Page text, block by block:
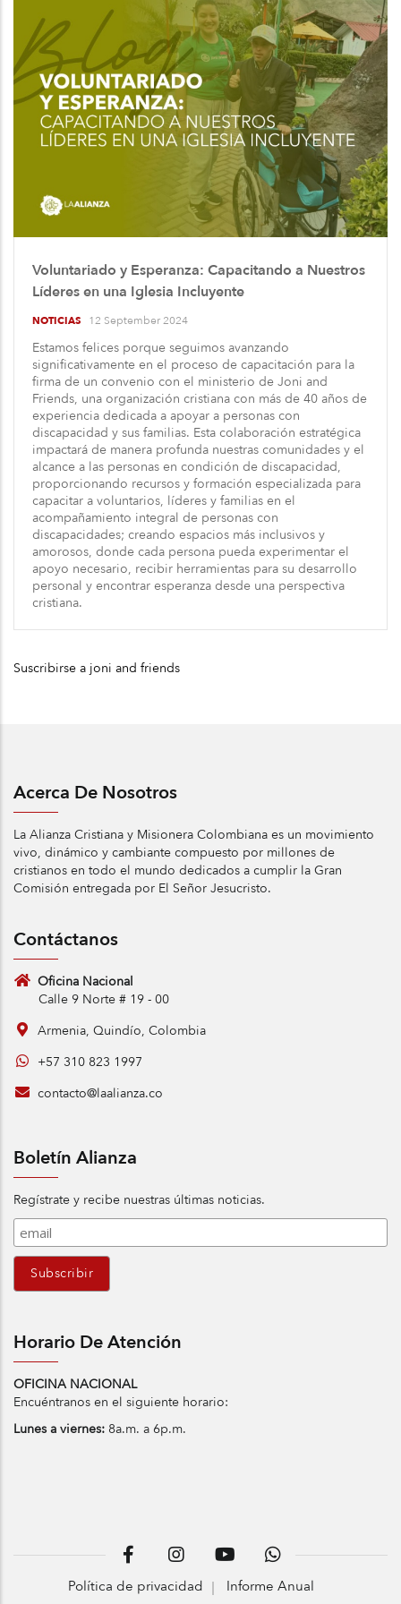
Voluntariado y Esperanza: Capacitando a Nuestros
Líderes en una Iglesia Incluyente
NOTICIAS 12 September 2024
Estamos felices porque seguimos avanzando
significativamente en el proceso de capacitación para la
firma de un convenio con el ministerio de Joni and
Friends, una organización cristiana con más de 40 años de
experiencia dedicada a apoyar a personas con
discapacidad y sus familias. Esta colaboración estratégica
impactará de manera profunda nuestras comunidades y el
alcance a las personas en condición de discapacidad,
proporcionando recursos y formación especializada para
capacitar a voluntarios, líderes y familias en el
acompañamiento integral de personas con
discapacidades; creando espacios más inclusivos y
amorosos, donde cada persona pueda experimentar el
apoyo necesario, recibir herramientas para su desarrollo
personal y encontrar esperanza desde una perspectiva
cristiana.
Suscribirse a joni and friends
Acerca De Nosotros
La Alianza Cristiana y Misionera Colombiana es un movimiento
vivo, dinámico y cambiante compuesto por millones de
cristianos en todo el mundo dedicados a cumplir la Gran
Comisión entregada por El Señor Jesucristo.
Contáctanos
Oficina Nacional
Calle 9 Norte # 19 - 00
Armenia, Quindío, Colombia
+57 310 823 1997
contacto@laalianza.co
Boletín Alianza
Regístrate y recibe nuestras últimas noticias.
Horario De Atención
OFICINA NACIONAL
Encuéntranos en el siguiente horario:
Lunes a viernes: 8a.m. a 6p.m.
Política de privacidad Informe Anual